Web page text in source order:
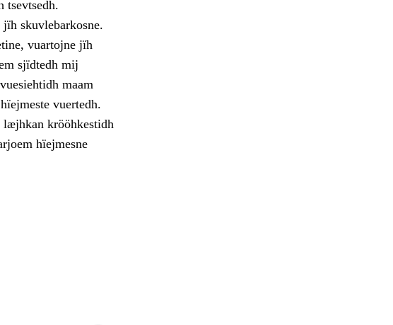
tsevtsedh.
skuvlebarkosne.
vuartojne jïh
sjïdtedh mij
maam
vuertedh.
læjhkan krööhkestidh
hïejmesne